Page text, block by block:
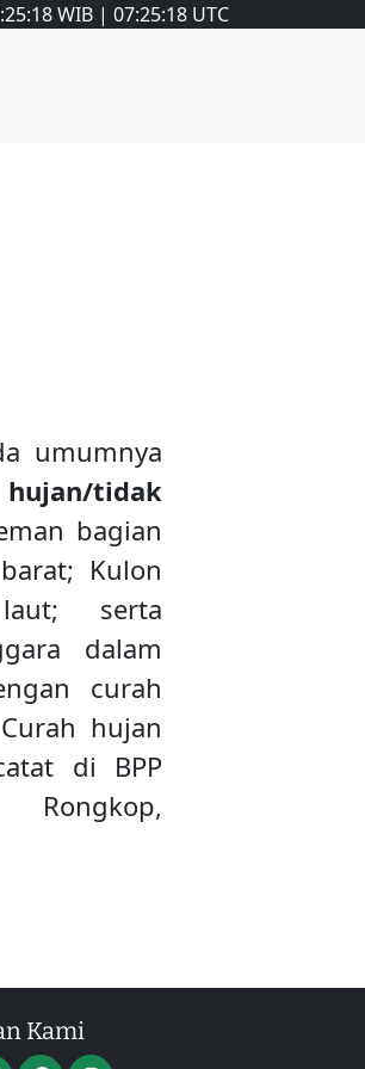
WIB | 07:25:19 UTC
umumnya
tidak
bagian
Kulon
serta
dalam
curah
hujan
di BPP
Kami